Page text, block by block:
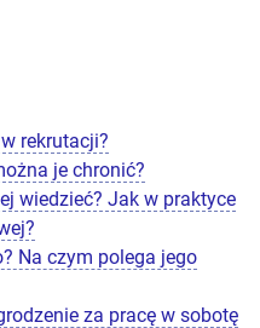
rekrutacji?
je chronić?
wiedzieć? Jak w praktyce
Na czym polega jego
za pracę w sobotę